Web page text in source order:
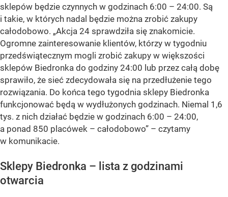
sklepów będzie czynnych w godzinach 6:00 – 24:00. Są
i takie, w których nadal będzie można zrobić zakupy
całodobowo. „Akcja 24 sprawdziła się znakomicie.
Ogromne zainteresowanie klientów, którzy w tygodniu
przedświątecznym mogli zrobić zakupy w większości
sklepów Biedronka do godziny 24:00 lub przez całą dobę
sprawiło, że sieć zdecydowała się na przedłużenie tego
rozwiązania. Do końca tego tygodnia sklepy Biedronka
funkcjonować będą w wydłużonych godzinach. Niemal 1,6
tys. z nich działać będzie w godzinach 6:00 – 24:00,
a ponad 850 placówek – całodobowo” – czytamy
w komunikacie.
Sklepy Biedronka – lista z godzinami
otwarcia